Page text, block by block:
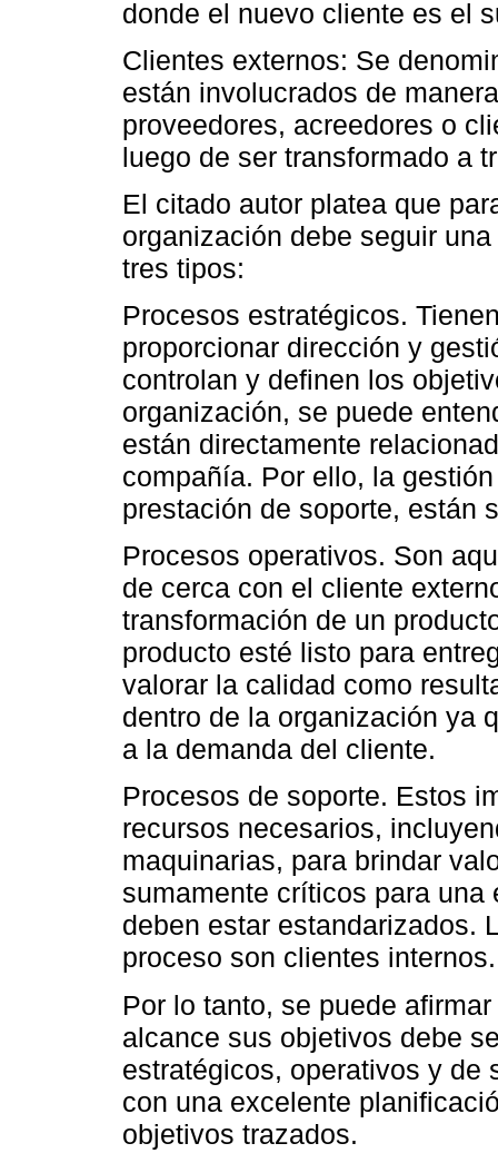
donde el nuevo cliente es el
Clientes externos: Se
están involucrados de
proveedores, acreedores o
luego de ser transformado a
El citado autor platea que
organización debe seguir
tres tipos:
Procesos estratégicos.
proporcionar dirección y
controlan y definen los
organización, se puede
están directamente
compañía. Por ello, la
prestación de soporte, están
Procesos operativos. Son
de cerca con el cliente
transformación de un
producto esté listo para
valorar la calidad como
dentro de la organización ya
a la demanda del cliente.
Procesos de soporte. Estos
recursos necesarios,
maquinarias, para brindar
sumamente críticos para
deben estar estandarizados.
proceso son clientes internos.
Por lo tanto, se puede
alcance sus objetivos debe
estratégicos, operativos y de
con una excelente
objetivos trazados.